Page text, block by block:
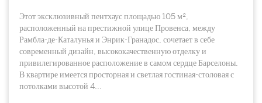
Этот эксклюзивный пентхаус площадью 105 м²,
расположенный на престижной улице Провенса, между
Рамбла-де-Каталунья и Энрик-Гранадос, сочетает в себе
современный дизайн, высококачественную отделку и
привилегированное расположение в самом сердце Барселоны.
В квартире имеется просторная и светлая гостиная-столовая с
потолками высотой 4...